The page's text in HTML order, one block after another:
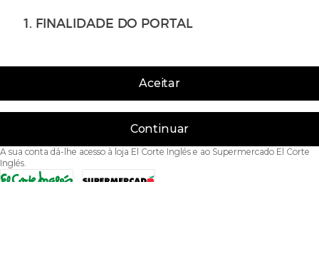
Aceitar
Continuar
A sua conta dá-lhe acesso à loja El Corte Inglés e ao Supermercado El Corte
Inglés.